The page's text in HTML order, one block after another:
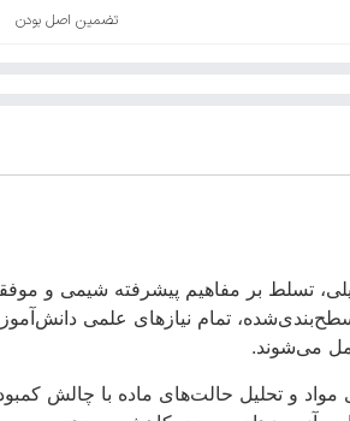
تضمین اصل بودن
تسلط بر مفاهیم پیشرفته شیمی و
تمام نیازهای علمی
می‌شوند.
مواد و تحلیل حالت‌های ماده با چالش